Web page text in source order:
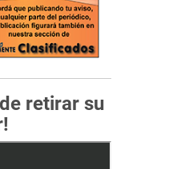
retirar su